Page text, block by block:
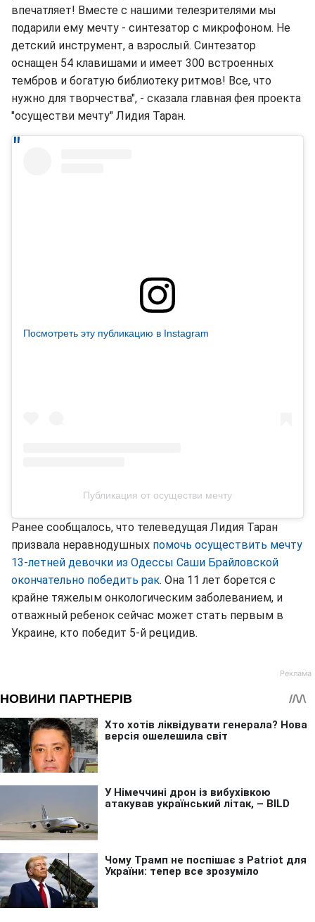
впечатляет! Вместе с нашими телезрителями мы
подарили ему мечту - синтезатор с микрофоном. Не
детский инструмент, а взрослый. Синтезатор
оснащен 54 клавишами и имеет 300 встроенных
тембров и богатую библиотеку ритмов! Все, что
нужно для творчества", - сказала главная фея проекта
"осуществи мечту" Лидия Таран.
Посмотреть эту публикацию в Instagram
Публикация от осуществи мечту
Ранее сообщалось, что телеведущая Лидия Таран
призвала неравнодушных помочь осуществить мечту
13-летней девочки из Одессы Саши Брайловской
окончательно победить рак. Она 11 лет борется с
крайне тяжелым онкологическим заболеванием, и
отважный ребенок сейчас может стать первым в
Украине, кто победит 5-й рецидив.